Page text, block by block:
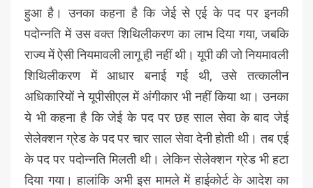
हुआ है। उनका कहना है कि जेई से एई के पद पर इनकी
पदोन्नति में उस वक्त शिथिलीकरण का लाभ दिया गया, जबकि
राज्य में ऐसी नियमावली लागू ही नहीं थी। यूपी की जो नियमावली
शिथिलीकरण में आधार बनाई गई थी, उसे तत्कालीन
अधिकारियों ने यूपीसीएल में अंगीकार भी नहीं किया था। उनका
ये भी कहना है कि जेई के पद पर छह साल सेवा के बाद जेई
सेलेक्शन ग्रेड के पद पर चार साल सेवा देनी होती थी। तब एई
के पद पर पदोन्नति मिलती थी। लेकिन सेलेक्शन ग्रेड भी हटा
दिया गया। हालांकि अभी इस मामले में हाईकोर्ट के आदेश का